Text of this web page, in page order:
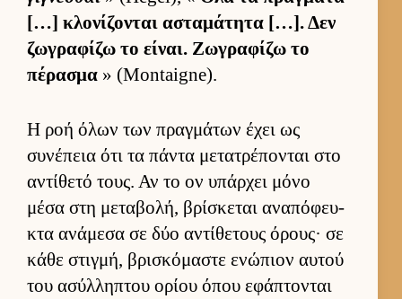
[…] κλονίζονται ασταμάτητα […]. Δεν
ζωγραφίζω το εί­ναι. Ζωγραφίζω το
πέρασμα » (Montaigne).
Η ροή όλων των πραγ­μάτων έχει ως
συνέπεια ότι τα πάντα μετατρέπονται στο
αντίθετό τους. Αν το ον υπάρ­χει μόνο
μέσα στη μεταβολή, βρίσκεται αναπόφευ­
κτα ανάμεσα σε δύο αντίθετους όρους· σε
κάθε στιγ­μή, βρισκόμαστε ενώπιον αυ­τού
του ασύλ­ληπτου ορίου όπου εφάπτονται